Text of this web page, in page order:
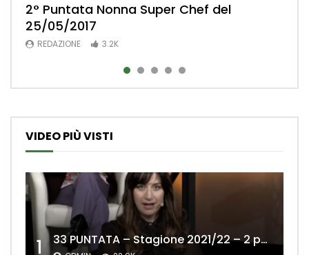
2° Puntata Nonna Super Chef del
25/05/2017
REDAZIONE 3.2K
1° Puntata Nonna Super Chef del
18/02/2017
REDAZIONE 3.2K
Pizza Talent Show – La Finale
REDAZIONE
33 PUNTATA – Stagione 2021/22 – 1 parte
(MERCOLEDÌ 19 GENNAIO)
ODMIN 2K
Puntata 35 del 05 Marzo Guida alla
Spesa Stagione 2021 prima parte
ODMIN 2K
VIDEO PIÙ VISTI
1 33 PUNTATA – Stagione 2021/22 – 2 parte (MERCOLEDÌ 19 GENNAIO)